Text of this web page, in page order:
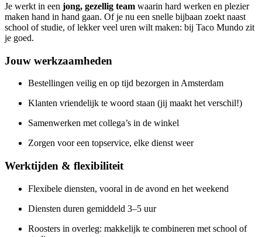
Je werkt in een jong, gezellig team waarin hard werken en plezier
maken hand in hand gaan. Of je nu een snelle bijbaan zoekt naast
school of studie, of lekker veel uren wilt maken: bij Taco Mundo zit
je goed.
Jouw werkzaamheden
Bestellingen veilig en op tijd bezorgen in Amsterdam
Klanten vriendelijk te woord staan (jij maakt het verschil!)
Samenwerken met collega’s in de winkel
Zorgen voor een topservice, elke dienst weer
Werktijden & flexibiliteit
Flexibele diensten, vooral in de avond en het weekend
Diensten duren gemiddeld 3–5 uur
Roosters in overleg: makkelijk te combineren met school of